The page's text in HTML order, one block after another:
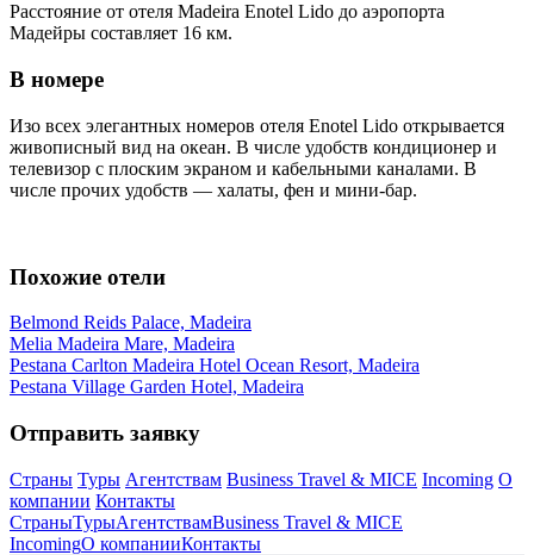
Расстояние от отеля Madeira Enotel Lido до аэропорта
Мадейры составляет 16 км.
В номере
Изо всех элегантных номеров отеля Enotel Lido открывается
живописный вид на океан. В числе удобств кондиционер и
телевизор с плоским экраном и кабельными каналами. В
числе прочих удобств — халаты, фен и мини-бар.
Похожие отели
Belmond Reids Palace, Madeira
Melia Madeira Mare, Madeira
Pestana Carlton Madeira Hotel Ocean Resort, Madeira
Pestana Village Garden Hotel, Madeira
Отправить заявку
Страны Туры Агентствам Business Travel & MICE Incoming О
компании Контакты
СтраныТурыАгентствамBusiness Travel & MICE
IncomingО компанииКонтакты